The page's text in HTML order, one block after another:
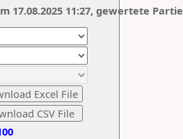
17.08.2025 11:27, gewertete